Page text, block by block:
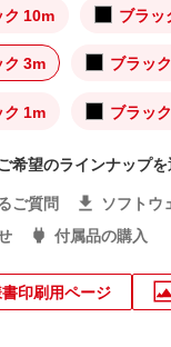
ク 10m ブラッ
ク 3m ブラッ
ク 1m ブラッ
希望のラインナップ
ご質問
ソフトウ
付属品の購入
印刷用ページ